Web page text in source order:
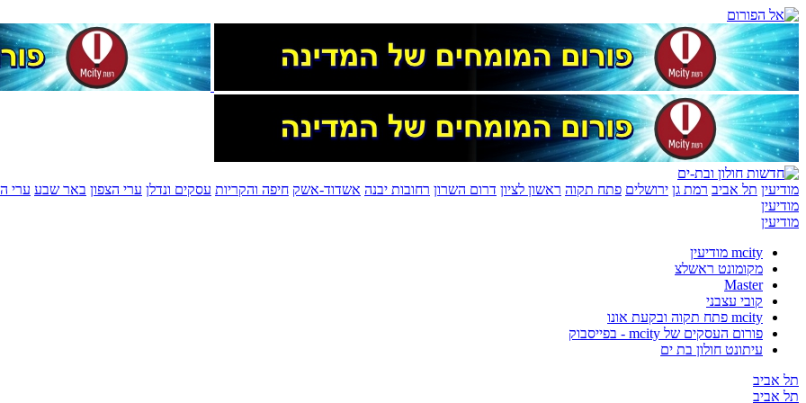
מודיעין תל אביב רמת גן ירושלים פתח תקוה ראשון לציון דרום השרון רחובות יבנה אשדוד-אשק חיפה והקריות עסקים ונדלן ערי הצפון באר שבע ערי
מודיעין
מודיעין
mcity מודיעין
מקומונט ראשלצ
Master
קובי עצבני
mcity פתח תקוה ובקעת אונו
פורום העסקים של mcity - בפייסבוק
עיתונט חולון בת ים
תל אביב
תל אביב